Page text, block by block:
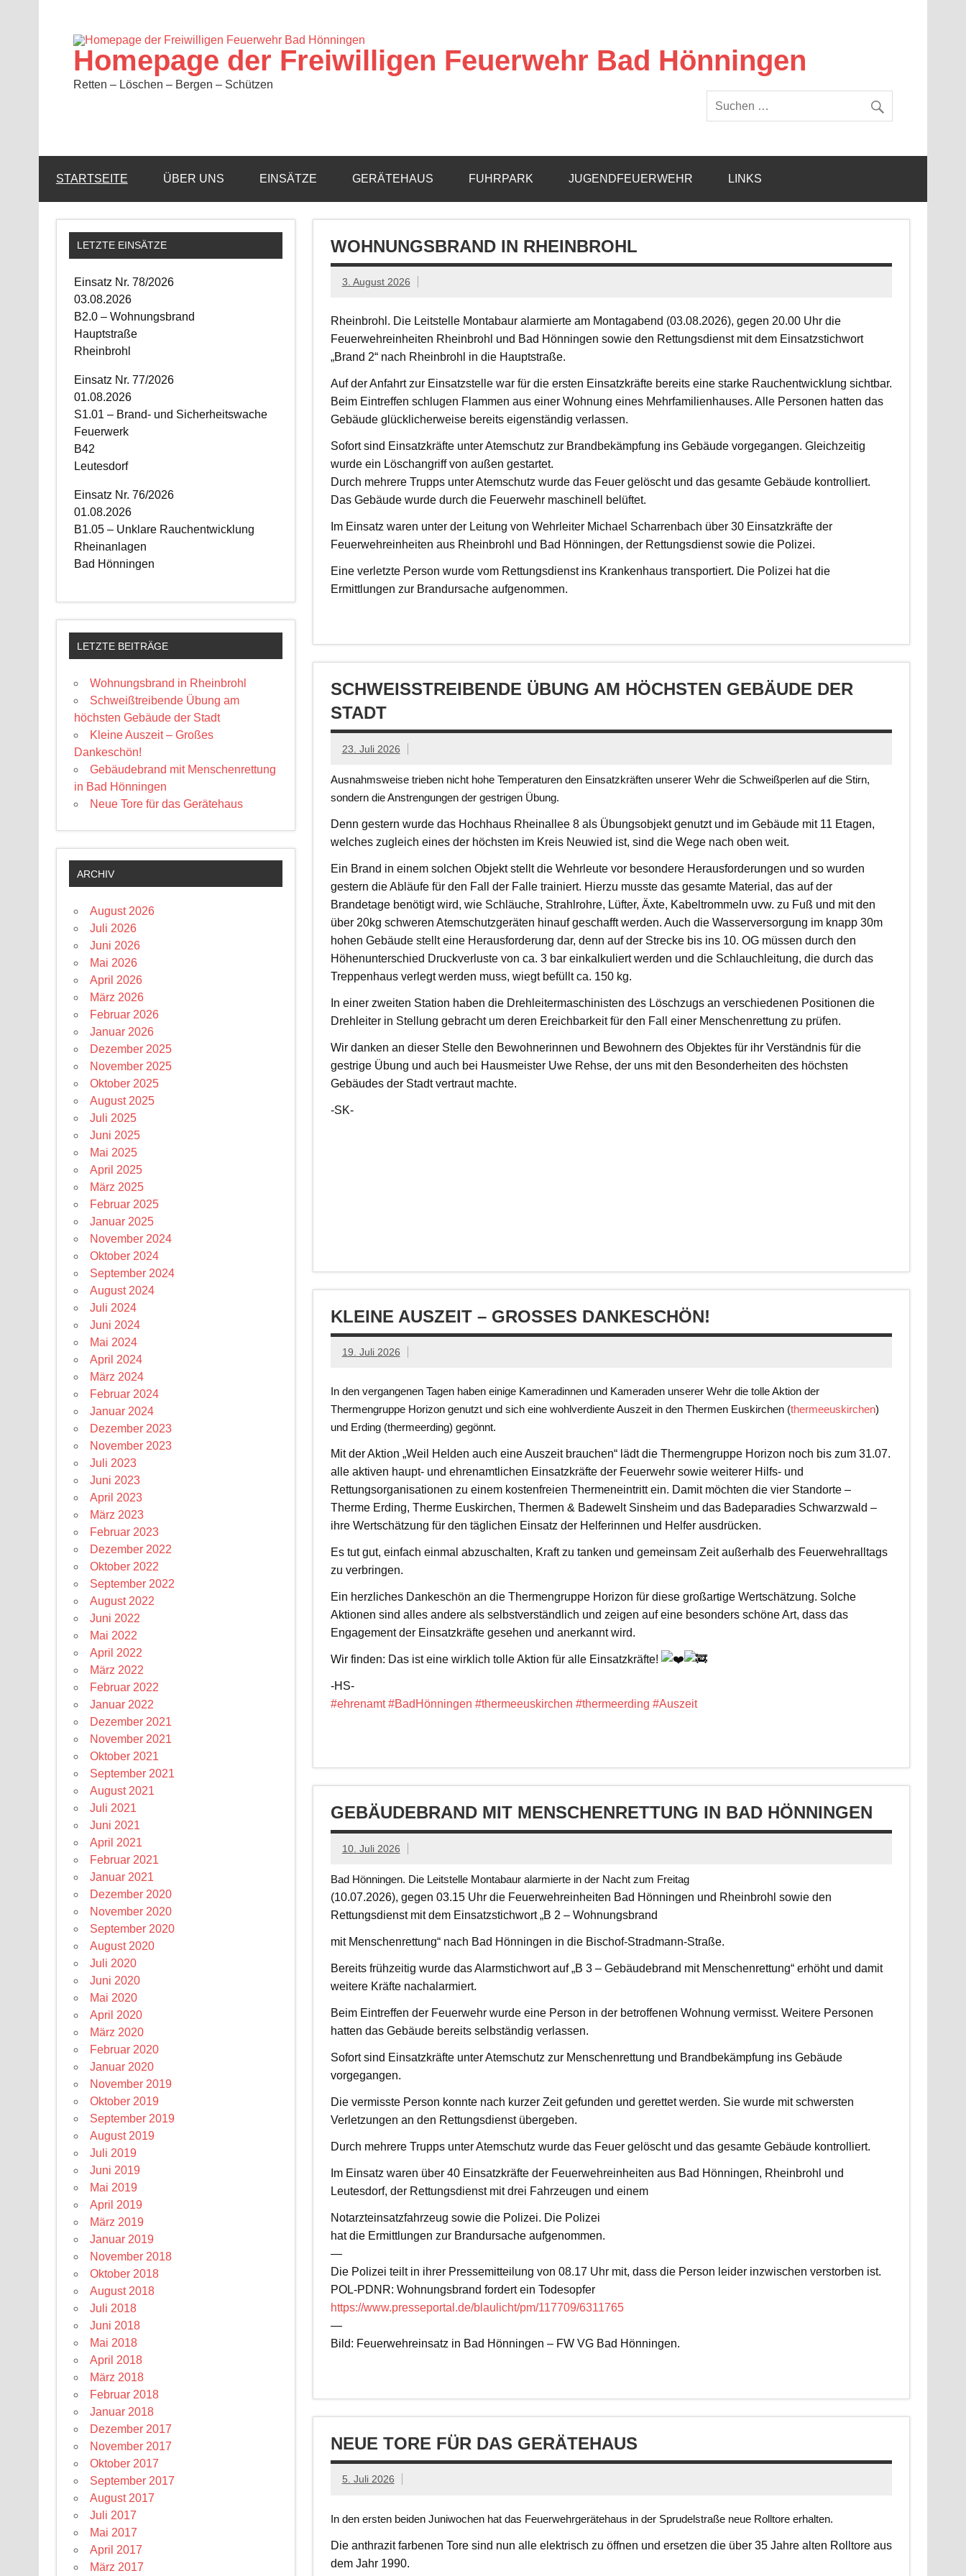
Homepage der Freiwilligen Feuerwehr Bad Hönningen
Retten – Löschen – Bergen – Schützen
STARTSEITE ÜBER UNS EINSÄTZE GERÄTEHAUS FUHRPARK JUGENDFEUERWEHR LINKS
WOHNUNGSBRAND IN RHEINBROHL
3. August 2026
Rheinbrohl. Die Leitstelle Montabaur alarmierte am Montagabend (03.08.2026), gegen 20.00 Uhr die
Feuerwehreinheiten Rheinbrohl und Bad Hönningen sowie den Rettungsdienst mit dem Einsatzstichwort
„Brand 2“ nach Rheinbrohl in die Hauptstraße.
Auf der Anfahrt zur Einsatzstelle war für die ersten Einsatzkräfte bereits eine starke Rauchentwicklung sichtbar.
Beim Eintreffen schlugen Flammen aus einer Wohnung eines Mehrfamilienhauses. Alle Personen hatten das
Gebäude glücklicherweise bereits eigenständig verlassen.
Sofort sind Einsatzkräfte unter Atemschutz zur Brandbekämpfung ins Gebäude vorgegangen. Gleichzeitig
wurde ein Löschangriff von außen gestartet.
Durch mehrere Trupps unter Atemschutz wurde das Feuer gelöscht und das gesamte Gebäude kontrolliert.
Das Gebäude wurde durch die Feuerwehr maschinell belüftet.
Im Einsatz waren unter der Leitung von Wehrleiter Michael Scharrenbach über 30 Einsatzkräfte der
Feuerwehreinheiten aus Rheinbrohl und Bad Hönningen, der Rettungsdienst sowie die Polizei.
Eine verletzte Person wurde vom Rettungsdienst ins Krankenhaus transportiert. Die Polizei hat die
Ermittlungen zur Brandursache aufgenommen.
SCHWEISSTREIBENDE ÜBUNG AM HÖCHSTEN GEBÄUDE DER S
TADT
23. Juli 2026
Ausnahmsweise trieben nicht hohe Temperaturen den Einsatzkräften unserer Wehr die Schweißperlen auf die Stirn,
sondern die Anstrengungen der gestrigen Übung.
Denn gestern wurde das Hochhaus Rheinallee 8 als Übungsobjekt genutzt und im Gebäude mit 11 Etagen,
welches zugleich eines der höchsten im Kreis Neuwied ist, sind die Wege nach oben weit.
Ein Brand in einem solchen Objekt stellt die Wehrleute vor besondere Herausforderungen und so wurden
gestern die Abläufe für den Fall der Falle trainiert. Hierzu musste das gesamte Material, das auf der
Brandetage benötigt wird, wie Schläuche, Strahlrohre, Lüfter, Äxte, Kabeltrommeln uvw. zu Fuß und mit den
über 20kg schweren Atemschutzgeräten hinauf geschafft werden. Auch die Wasserversorgung im knapp 30m
hohen Gebäude stellt eine Herausforderung dar, denn auf der Strecke bis ins 10. OG müssen durch den
Höhenunterschied Druckverluste von ca. 3 bar einkalkuliert werden und die Schlauchleitung, die durch das
Treppenhaus verlegt werden muss, wiegt befüllt ca. 150 kg.
In einer zweiten Station haben die Drehleitermaschinisten des Löschzugs an verschiedenen Positionen die
Drehleiter in Stellung gebracht um deren Ereichbarkeit für den Fall einer Menschenrettung zu prüfen.
Wir danken an dieser Stelle den Bewohnerinnen und Bewohnern des Objektes für ihr Verständnis für die
gestrige Übung und auch bei Hausmeister Uwe Rehse, der uns mit den Besonderheiten des höchsten
Gebäudes der Stadt vertraut machte.
-SK-
KLEINE AUSZEIT – GROSSES DANKESCHÖN!
19. Juli 2026
In den vergangenen Tagen haben einige Kameradinnen und Kameraden unserer Wehr die tolle Aktion der
Thermengruppe Horizon genutzt und sich eine wohlverdiente Auszeit in den Thermen Euskirchen (thermeeuskirchen)
und Erding (thermeerding) gegönnt.
Mit der Aktion „Weil Helden auch eine Auszeit brauchen“ lädt die Thermengruppe Horizon noch bis zum 31.07.
alle aktiven haupt- und ehrenamtlichen Einsatzkräfte der Feuerwehr sowie weiterer Hilfs- und
Rettungsorganisationen zu einem kostenfreien Thermeneintritt ein. Damit möchten die vier Standorte –
Therme Erding, Therme Euskirchen, Thermen & Badewelt Sinsheim und das Badeparadies Schwarzwald –
ihre Wertschätzung für den täglichen Einsatz der Helferinnen und Helfer ausdrücken.
Es tut gut, einfach einmal abzuschalten, Kraft zu tanken und gemeinsam Zeit außerhalb des Feuerwehralltags
zu verbringen.
Ein herzliches Dankeschön an die Thermengruppe Horizon für diese großartige Wertschätzung. Solche
Aktionen sind alles andere als selbstverständlich und zeigen auf eine besonders schöne Art, dass das
Engagement der Einsatzkräfte gesehen und anerkannt wird.
Wir finden: Das ist eine wirklich tolle Aktion für alle Einsatzkräfte!
-HS-
#ehrenamt #BadHönningen #thermeeuskirchen #thermeerding #Auszeit
GEBÄUDEBRAND MIT MENSCHENRETTUNG IN BAD HÖNNINGEN
10. Juli 2026
Bad Hönningen. Die Leitstelle Montabaur alarmierte in der Nacht zum Freitag
(10.07.2026), gegen 03.15 Uhr die Feuerwehreinheiten Bad Hönningen und Rheinbrohl sowie den
Rettungsdienst mit dem Einsatzstichwort „B 2 – Wohnungsbrand
mit Menschenrettung“ nach Bad Hönningen in die Bischof-Stradmann-Straße.
Bereits frühzeitig wurde das Alarmstichwort auf „B 3 – Gebäudebrand mit Menschenrettung“ erhöht und damit
weitere Kräfte nachalarmiert.
Beim Eintreffen der Feuerwehr wurde eine Person in der betroffenen Wohnung vermisst. Weitere Personen
hatten das Gebäude bereits selbständig verlassen.
Sofort sind Einsatzkräfte unter Atemschutz zur Menschenrettung und Brandbekämpfung ins Gebäude
vorgegangen.
Die vermisste Person konnte nach kurzer Zeit gefunden und gerettet werden. Sie wurde mit schwersten
Verletzungen an den Rettungsdienst übergeben.
Durch mehrere Trupps unter Atemschutz wurde das Feuer gelöscht und das gesamte Gebäude kontrolliert.
Im Einsatz waren über 40 Einsatzkräfte der Feuerwehreinheiten aus Bad Hönningen, Rheinbrohl und
Leutesdorf, der Rettungsdienst mit drei Fahrzeugen und einem
Notarzteinsatzfahrzeug sowie die Polizei. Die Polizei
hat die Ermittlungen zur Brandursache aufgenommen.
—
Die Polizei teilt in ihrer Pressemitteilung von 08.17 Uhr mit, dass die Person leider inzwischen verstorben ist.
POL-PDNR: Wohnungsbrand fordert ein Todesopfer
https://www.presseportal.de/blaulicht/pm/117709/6311765
—
Bild: Feuerwehreinsatz in Bad Hönningen – FW VG Bad Hönningen.
NEUE TORE FÜR DAS GERÄTEHAUS
5. Juli 2026
In den ersten beiden Juniwochen hat das Feuerwehrgerätehaus in der Sprudelstraße neue Rolltore erhalten.
Die anthrazit farbenen Tore sind nun alle elektrisch zu öffnen und ersetzen die über 35 Jahre alten Rolltore aus
dem Jahr 1990.
LETZTE EINSÄTZE
Einsatz Nr. 78/2026
03.08.2026
B2.0 – Wohnungsbrand
Hauptstraße
Rheinbrohl
Einsatz Nr. 77/2026
01.08.2026
S1.01 – Brand- und Sicherheitswache
Feuerwerk
B42
Leutesdorf
Einsatz Nr. 76/2026
01.08.2026
B1.05 – Unklare Rauchentwicklung
Rheinanlagen
Bad Hönningen
LETZTE BEITRÄGE
Wohnungsbrand in Rheinbrohl
Schweißtreibende Übung am
höchsten Gebäude der Stadt
Kleine Auszeit – Großes
Dankeschön!
Gebäudebrand mit Menschenrettung
in Bad Hönningen
Neue Tore für das Gerätehaus
ARCHIV
August 2026
Juli 2026
Juni 2026
Mai 2026
April 2026
März 2026
Februar 2026
Januar 2026
Dezember 2025
November 2025
Oktober 2025
August 2025
Juli 2025
Juni 2025
Mai 2025
April 2025
März 2025
Februar 2025
Januar 2025
November 2024
Oktober 2024
September 2024
August 2024
Juli 2024
Juni 2024
Mai 2024
April 2024
März 2024
Februar 2024
Januar 2024
Dezember 2023
November 2023
Juli 2023
Juni 2023
April 2023
März 2023
Februar 2023
Dezember 2022
Oktober 2022
September 2022
August 2022
Juni 2022
Mai 2022
April 2022
März 2022
Februar 2022
Januar 2022
Dezember 2021
November 2021
Oktober 2021
September 2021
August 2021
Juli 2021
Juni 2021
April 2021
Februar 2021
Januar 2021
Dezember 2020
November 2020
September 2020
August 2020
Juli 2020
Juni 2020
Mai 2020
April 2020
März 2020
Februar 2020
Januar 2020
November 2019
Oktober 2019
September 2019
August 2019
Juli 2019
Juni 2019
Mai 2019
April 2019
März 2019
Januar 2019
November 2018
Oktober 2018
August 2018
Juli 2018
Juni 2018
Mai 2018
April 2018
März 2018
Februar 2018
Januar 2018
Dezember 2017
November 2017
Oktober 2017
September 2017
August 2017
Juli 2017
Mai 2017
April 2017
März 2017